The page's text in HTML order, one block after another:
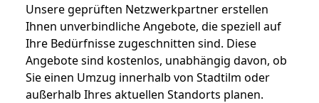
Unsere geprüften Netzwerkpartner erstellen
Ihnen unverbindliche Angebote, die speziell auf
Ihre Bedürfnisse zugeschnitten sind. Diese
Angebote sind kostenlos, unabhängig davon, ob
Sie einen Umzug innerhalb von Stadtilm oder
außerhalb Ihres aktuellen Standorts planen.